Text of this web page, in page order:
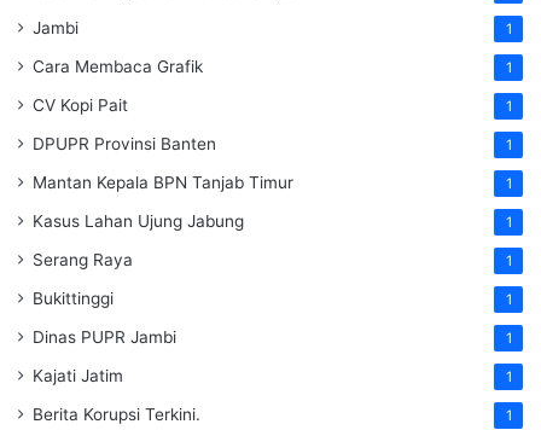
Jambi 1
Cara Membaca Grafik 1
CV Kopi Pait 1
DPUPR Provinsi Banten 1
Mantan Kepala BPN Tanjab Timur 1
Kasus Lahan Ujung Jabung 1
Serang Raya 1
Bukittinggi 1
Dinas PUPR Jambi 1
Kajati Jatim 1
Berita Korupsi Terkini. 1